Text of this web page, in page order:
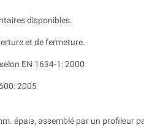
disponibles.
et de fermeture.
EN 1634-1: 2000
2005
épais, assemblé par un profileur